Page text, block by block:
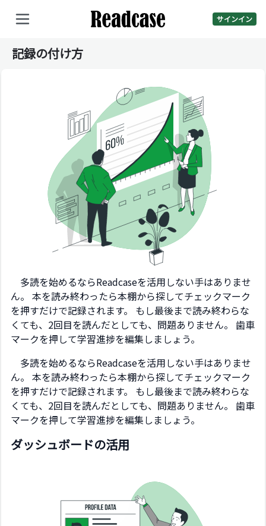
サインイン
記録の付け方
多読を始めるならReadcaseを活用しない手はありませ
ん。 本を読み終わったら本棚から探してチェックマーク
を押すだけで記録されます。 もし最後まで読み終わらな
くても、2回目を読んだとしても、問題ありません。 歯車
マークを押して学習進捗を編集しましょう。
多読を始めるならReadcaseを活用しない手はありませ
ん。 本を読み終わったら本棚から探してチェックマーク
を押すだけで記録されます。 もし最後まで読み終わらな
くても、2回目を読んだとしても、問題ありません。 歯車
マークを押して学習進捗を編集しましょう。
ダッシュボードの活用